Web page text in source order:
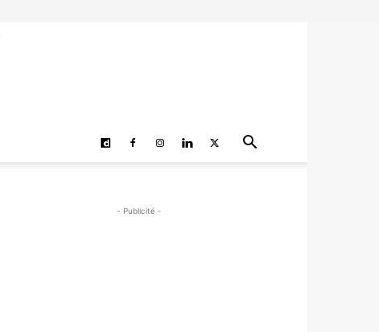
- Publicité -